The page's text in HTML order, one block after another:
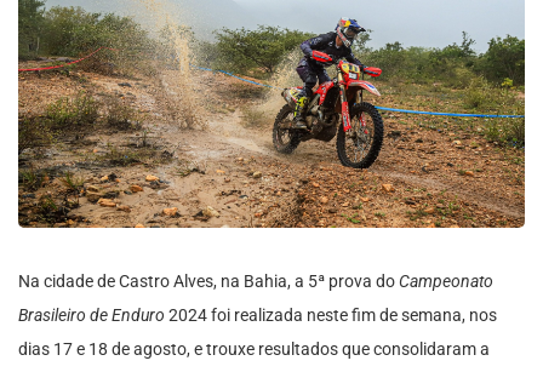
Na cidade de Castro Alves, na Bahia, a 5ª prova doCampeonato
Brasileiro de Enduro 2024 foi realizada neste fim de semana, nos
dias 17 e 18 de agosto, e trouxe resultados que consolidaram a